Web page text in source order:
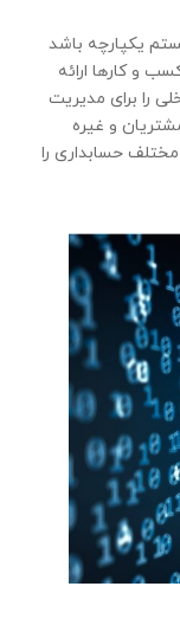
یکپارچه باشد
و کارها ارائه
را برای مدیریت
و غیره
مختلف حسابداری را